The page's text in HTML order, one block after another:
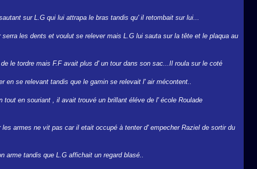
sur L.G qui lui attrapa le bras tandis qu' il retombait sur lui...
les dents et voulut se relever mais L.G lui sauta sur la tête et le plaqua au
le tordre mais F.F avait plus d' un tour dans son sac...Il roula sur le coté
en se relevant tandis que le gamin se relevait l' air mécontent..
tout en souriant , il avait trouvé un brillant éléve de l' école Roulade
armes ne vit pas car il etait occupé à tenter d' empecher Raziel de sortir du
arme tandis que L.G affichait un regard blasé..